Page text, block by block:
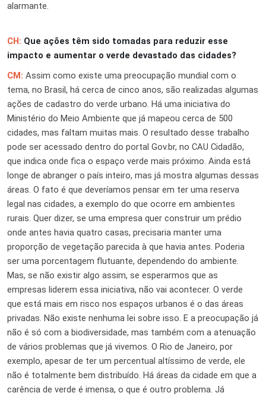
alarmante.
CH: Que ações têm sido tomadas para reduzir esse
impacto e aumentar o verde devastado das cidades?
CM: Assim como existe uma preocupação mundial com o
tema, no Brasil, há cerca de cinco anos, são realizadas algumas
ações de cadastro do verde urbano. Há uma iniciativa do
Ministério do Meio Ambiente que já mapeou cerca de 500
cidades, mas faltam muitas mais. O resultado desse trabalho
pode ser acessado dentro do portal Gov.br, no CAU Cidadão,
que indica onde fica o espaço verde mais próximo. Ainda está
longe de abranger o país inteiro, mas já mostra algumas dessas
áreas. O fato é que deveríamos pensar em ter uma reserva
legal nas cidades, a exemplo do que ocorre em ambientes
rurais. Quer dizer, se uma empresa quer construir um prédio
onde antes havia quatro casas, precisaria manter uma
proporção de vegetação parecida à que havia antes. Poderia
ser uma porcentagem flutuante, dependendo do ambiente.
Mas, se não existir algo assim, se esperarmos que as
empresas liderem essa iniciativa, não vai acontecer. O verde
que está mais em risco nos espaços urbanos é o das áreas
privadas. Não existe nenhuma lei sobre isso. E a preocupação já
não é só com a biodiversidade, mas também com a atenuação
de vários problemas que já vivemos. O Rio de Janeiro, por
exemplo, apesar de ter um percentual altíssimo de verde, ele
não é totalmente bem distribuído. Há áreas da cidade em que a
carência de verde é imensa, o que é outro problema. Já